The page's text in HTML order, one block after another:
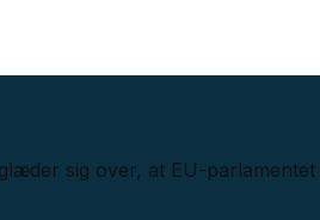
sig over, at EU-